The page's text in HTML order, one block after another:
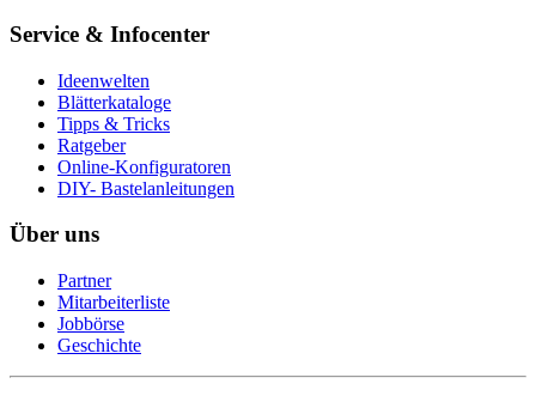
Service & Infocenter
Ideenwelten
Blätterkataloge
Tipps & Tricks
Ratgeber
Online-Konfiguratoren
DIY- Bastelanleitungen
Über uns
Partner
Mitarbeiterliste
Jobbörse
Geschichte